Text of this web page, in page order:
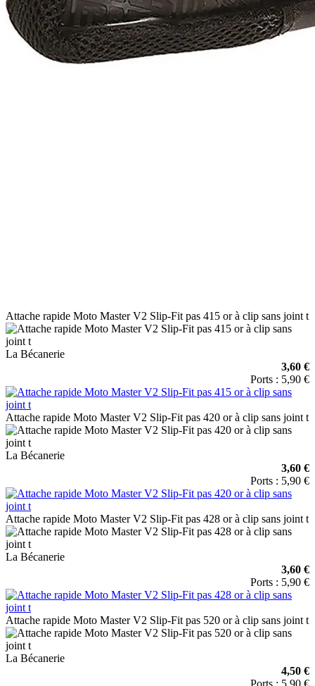
Attache rapide Moto Master V2 Slip-Fit pas 415 or à clip sans joint t
La Bécanerie
3,60 €
Ports : 5,90 €
Attache rapide Moto Master V2 Slip-Fit pas 420 or à clip sans joint t
La Bécanerie
3,60 €
Ports : 5,90 €
Attache rapide Moto Master V2 Slip-Fit pas 428 or à clip sans joint t
La Bécanerie
3,60 €
Ports : 5,90 €
Attache rapide Moto Master V2 Slip-Fit pas 520 or à clip sans joint t
La Bécanerie
4,50 €
Ports : 5,90 €